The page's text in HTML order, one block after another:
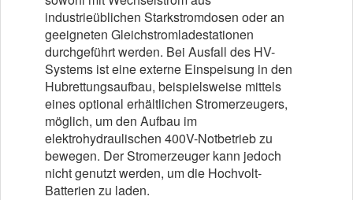
industrieüblichen Starkstromdosen oder an
geeigneten Gleichstromladestationen
durchgeführt werden. Bei Ausfall des HV-
Systems ist eine externe Einspeisung in den
Hubrettungsaufbau, beispielsweise mittels
eines optional erhältlichen Stromerzeugers,
möglich, um den Aufbau im
elektrohydraulischen 400V-Notbetrieb zu
bewegen. Der Stromerzeuger kann jedoch
nicht genutzt werden, um die Hochvolt-
Batterien zu laden.